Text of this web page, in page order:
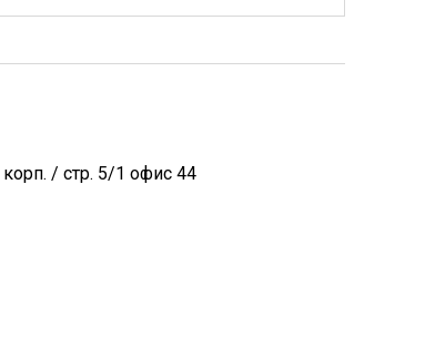
/ стр. 5/1 офис 44